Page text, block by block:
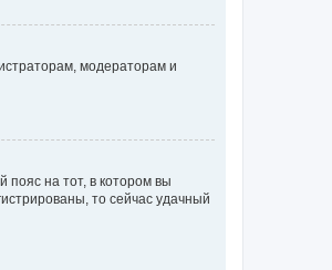
модераторам и
пояс на тот, в котором вы
то сейчас удачный